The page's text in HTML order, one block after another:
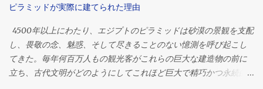
ピラミッドが実際に建てられた理由
4500年以上にわたり、エジプトのピラミッドは砂漠の景観を支配
し、畏敬の念、魅惑、そして尽きることのない憶測を呼び起こし
てきた。毎年何百万人もの観光客がこれらの巨大な建造物の前に
立ち、古代文明がどのようにしてこれほど巨大で精巧かつ永続的